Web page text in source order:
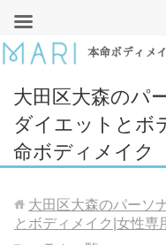
本命ボディメ
大田区大森のパ
ダイエットとボ
命ボディメイク
大田区大森のパーソ
とボディメイク|女性専